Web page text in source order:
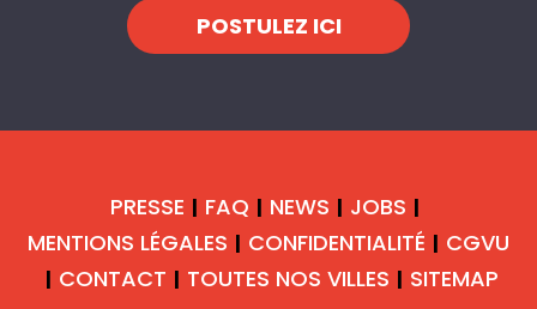
POSTULEZ ICI
PRESSE | FAQ | NEWS | JOBS |
MENTIONS LÉGALES | CONFIDENTIALITÉ | CGVU
| CONTACT | TOUTES NOS VILLES | SITEMAP